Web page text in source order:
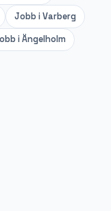
Jobb iVarberg
iÄngelholm